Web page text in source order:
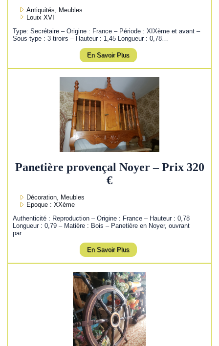
Antiquités, Meubles
Louix XVI
Type: Secrétaire – Origine : France – Période : XIXème et avant –
Sous-type : 3 tiroirs – Hauteur : 1,45 Longueur : 0,78…
En Savoir Plus
Panetière provençal Noyer – Prix 320
€
Décoration, Meubles
Epoque : XXème
Authenticité : Reproduction – Origine : France – Hauteur : 0,78
Longueur : 0,79 – Matière : Bois – Panetière en Noyer, ouvrant
par…
En Savoir Plus